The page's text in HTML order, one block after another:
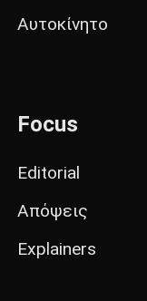
Αυτοκίνητο
Focus
Editorial
Απόψεις
Explainers